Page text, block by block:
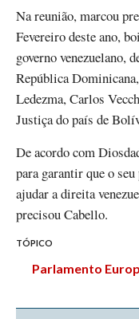
Na reunião, marcou
Fevereiro deste ano,
governo venezuelano,
República
Ledezma, Carlos
Justiça do país de
De acordo com
para garantir que o
ajudar a direita
precisou Cabello.
TÓPICO
Parlamento